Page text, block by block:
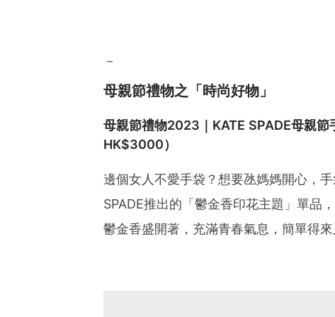
－
母親節禮物之「時尚好物」
母親節禮物2023｜KATE SPADE母親
HK$3000）
邊個女人不愛手袋？想要氹媽媽開心，
SPADE推出的「鬱金香印花主題」單品
鬱金香盛開著，充滿青春氣息，簡單得